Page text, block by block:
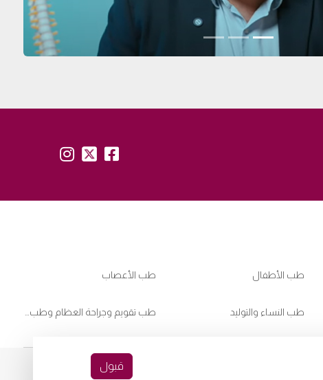
fb:
tw:
insta:
طب الأطفال طب الأعصاب
طب النساء والتوليد
قبول